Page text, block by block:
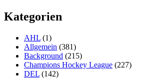
Kategorien
AHL (1)
Allgemein (381)
Background (215)
Champions Hockey League (227)
DEL (142)